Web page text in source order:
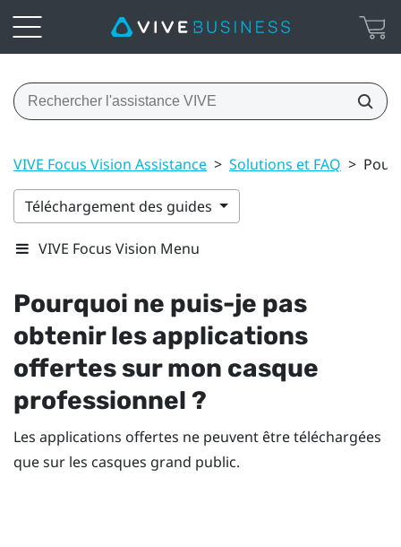
VIVE Focus Vision Assistance > Solutions et FAQ >
Téléchargement des guides
VIVE Focus Vision Menu
Pourquoi ne puis-je pas
obtenir les applications
offertes sur mon casque
professionnel ?
Les applications offertes ne peuvent être téléchargées
que sur les casques grand public.